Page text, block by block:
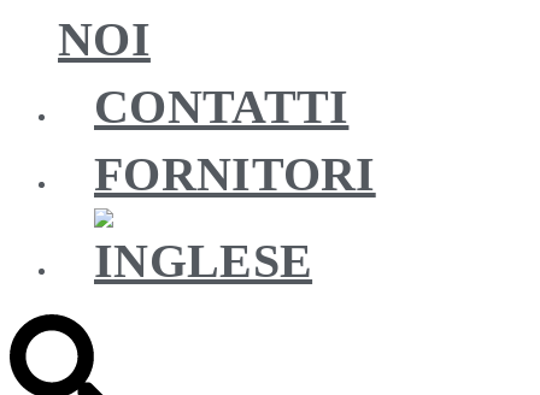
NOI
CONTATTI
FORNITORI